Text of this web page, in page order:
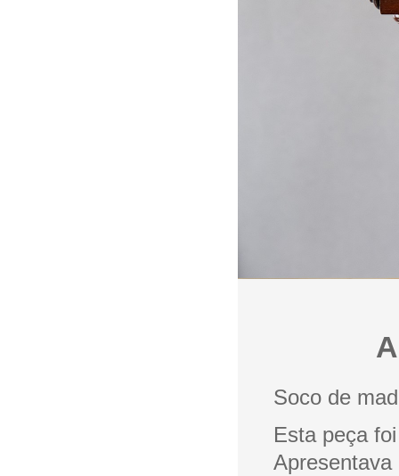
Soco de
Esta peça